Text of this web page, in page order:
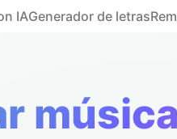
IAGenerador de letras